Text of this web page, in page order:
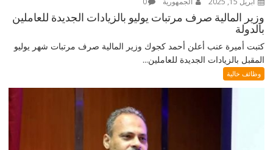
وزير المالية صرف مرتبات يوليو بالزيادات الجديدة للعاملين
بالدولة
كتبت أميرة عنب أعلن أحمد كجوك وزير المالية صرف مرتبات شهر يوليو
المقبل بالزيادات الجديدة للعاملين...
وظائف خالية